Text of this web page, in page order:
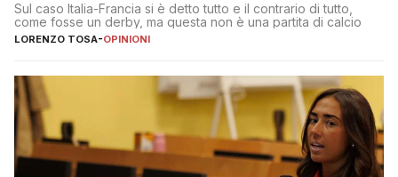
Sul caso Italia-Francia si è detto tutto e il contrario di tutto,
come fosse un derby, ma questa non è una partita di calcio
LORENZO TOSA-OPINIONI